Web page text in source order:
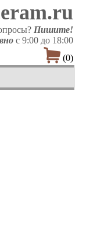
Пишите!
с 9:00 до 18:00
 (0)